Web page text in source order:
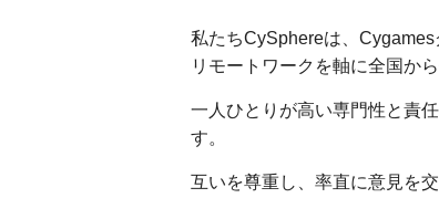
私たちCySphereは、Cygames
リモートワークを軸に全国か
一人ひとりが高い専門性と責
す。
互いを尊重し、率直に意見を